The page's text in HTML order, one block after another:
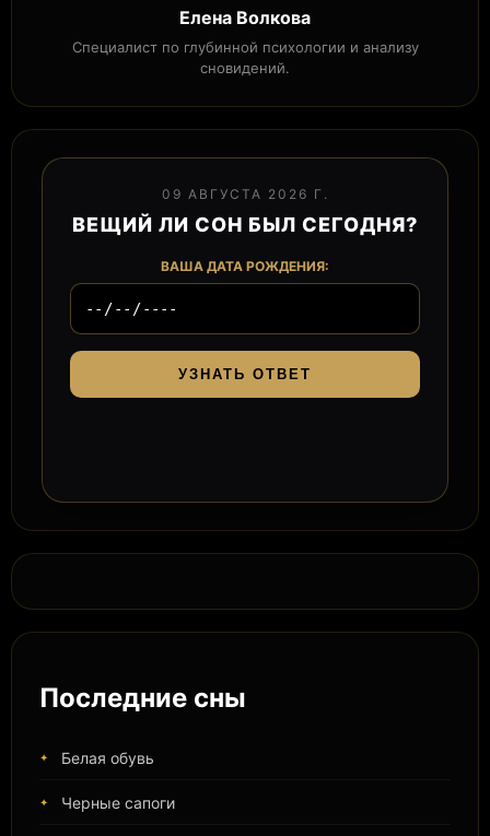
Елена Волкова
Специалист по глубинной психологии и анализу
сновидений.
09 АВГУСТА 2026 Г.
ВЕЩИЙ ЛИ СОН БЫЛ СЕГОДНЯ?
ВАША ДАТА РОЖДЕНИЯ:
УЗНАТЬ ОТВЕТ
Последние сны
Белая обувь
Черные сапоги